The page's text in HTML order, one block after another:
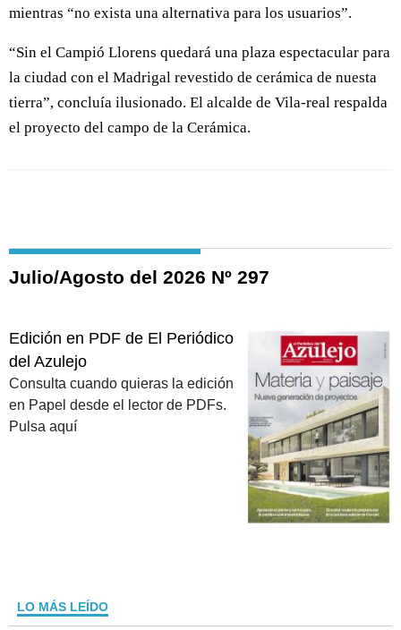
mientras “no exista una alternativa para los usuarios”.
“Sin el Campió Llorens quedará una plaza espectacular para
la ciudad con el Madrigal revestido de cerámica de nuesta
tierra”, concluía ilusionado. El alcalde de Vila-real respalda
el proyecto del campo de la Cerámica.
Julio/Agosto del 2026 Nº 297
Edición en PDF de El Periódico
del Azulejo
Consulta cuando quieras la edición
en Papel desde el lector de PDFs.
Pulsa aquí
LO MÁS LEÍDO